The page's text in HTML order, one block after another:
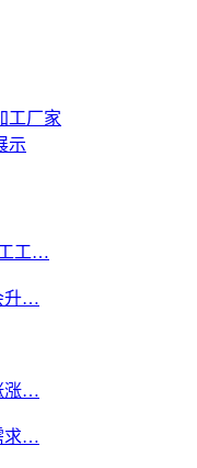
工厂家
示
工…
升…
涨…
求…